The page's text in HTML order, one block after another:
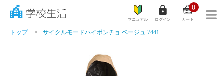
マニュアル ログイン
0
カート
トップ サイクルモードハイポンチョ ベージュ 7441